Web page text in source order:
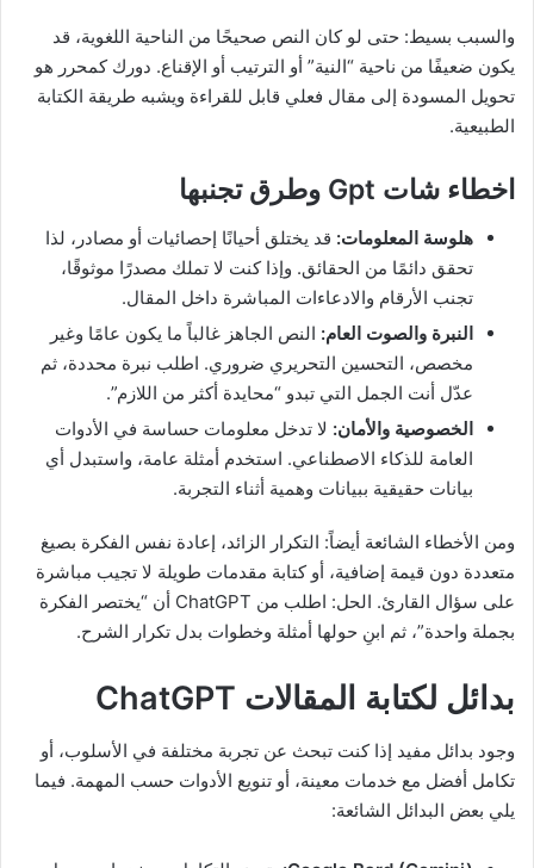
والسبب بسيط: حتى لو كان النص صحيحًا من الناحية اللغوية، قد
يكون ضعيفًا من ناحية “النية” أو الترتيب أو الإقناع. دورك كمحرر هو
تحويل المسودة إلى مقال فعلي قابل للقراءة ويشبه طريقة الكتابة
الطبيعية.
اخطاء شات Gpt وطرق تجنبها
هلوسة المعلومات: قد يختلق أحيانًا إحصائيات أو مصادر، لذا
تحقق دائمًا من الحقائق. وإذا كنت لا تملك مصدرًا موثوقًا،
تجنب الأرقام والادعاءات المباشرة داخل المقال.
النبرة والصوت العام: النص الجاهز غالباً ما يكون عامًا وغير
مخصص، التحسين التحريري ضروري. اطلب نبرة محددة، ثم
عدّل أنت الجمل التي تبدو “محايدة أكثر من اللازم”.
الخصوصية والأمان: لا تدخل معلومات حساسة في الأدوات
العامة للذكاء الاصطناعي. استخدم أمثلة عامة، واستبدل أي
بيانات حقيقية ببيانات وهمية أثناء التجربة.
ومن الأخطاء الشائعة أيضاً: التكرار الزائد، إعادة نفس الفكرة بصيغ
متعددة دون قيمة إضافية، أو كتابة مقدمات طويلة لا تجيب مباشرة
على سؤال القارئ. الحل: اطلب من ChatGPT أن “يختصر الفكرة
بجملة واحدة”، ثم ابنِ حولها أمثلة وخطوات بدل تكرار الشرح.
بدائل لكتابة المقالات ChatGPT
وجود بدائل مفيد إذا كنت تبحث عن تجربة مختلفة في الأسلوب، أو
تكامل أفضل مع خدمات معينة، أو تنويع الأدوات حسب المهمة. فيما
يلي بعض البدائل الشائعة: